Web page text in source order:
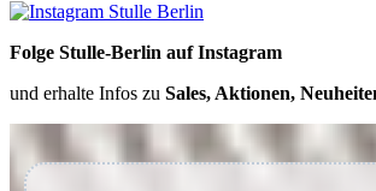
Folge Stulle-Berlin auf Instagram
und erhalte Infos zu Sales, Aktionen,